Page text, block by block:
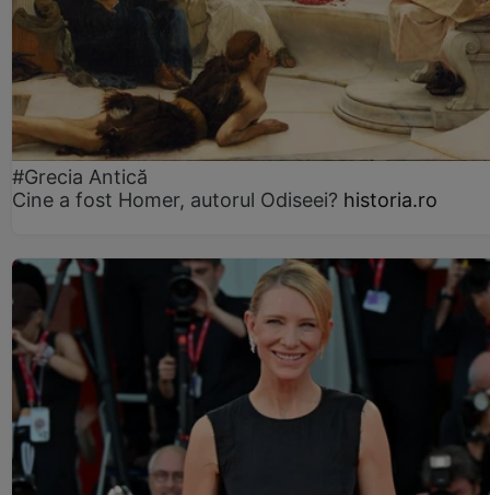
#Grecia Antică
Cine a fost Homer, autorul Odiseei? historia.ro